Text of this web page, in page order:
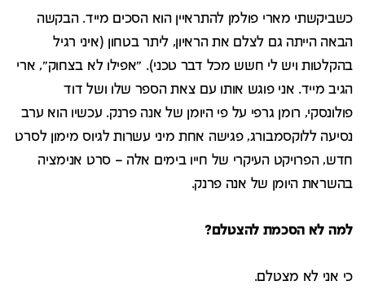
כשביקשתי מארי פולמן להתראיין הוא הסכים מייד. הבקשה
הבאה הייתה גם לצלם את הראיון, ליתר בטחון (איני רגיל
בהקלטות ויש לי חשש מכל דבר טכני). "אפילו לא בצחוק", ארי
הגיב מייד. אני פוגש אותו עם צאת הספר שלו ושל דוד
פולונסקי, רומן גרפי על פי היומן של אנה פרנק. עכשיו הוא ערב
נסיעה ללוקסמבורג, פגישה אחת מיני עשרות לגיוס מימון לסרט
חדש, הפרויקט העיקרי של חייו בימים אלה – סרט אנימציה
בהשראת היומן של אנה פרנק.
למה לא הסכמת להצטלם?
כי אני לא מצטלם.